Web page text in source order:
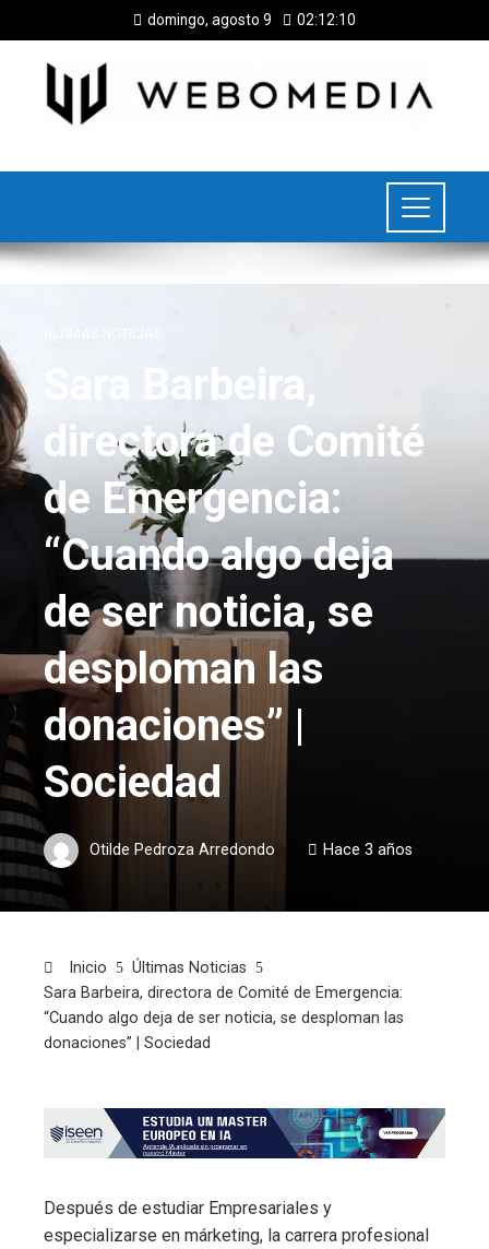
domingo, agosto 9 02:12:11
Sara Barbeira,
directora de Comité
de Emergencia:
“Cuando algo deja
de ser noticia, se
desploman las
donaciones” |
Sociedad
Otilde Pedroza Arredondo Hace 3 años
Inicio
Últimas Noticias
Sara Barbeira, directora de Comité de Emergencia:
“Cuando algo deja de ser noticia, se desploman las
donaciones” | Sociedad
Después de estudiar Empresariales y
especializarse en márketing, la carrera profesional